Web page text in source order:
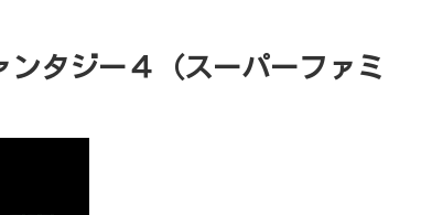
ンタジー４（スーパーファミ